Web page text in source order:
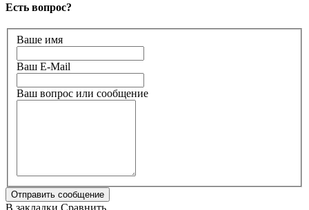
Есть вопрос?
Ваше имя
Ваш E-Mail
Ваш вопрос или сообщение
В закладки Сравнить